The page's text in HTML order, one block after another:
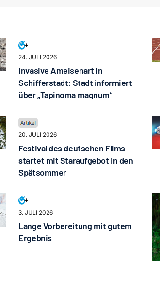
24. JULI 2026
Invasive Ameisenart in
Schifferstadt: Stadt informiert
über „Tapinoma magnum“
20. JULI 2026
Festival des deutschen Films
startet mit Staraufgebot in den
Spätsommer
3. JULI 2026
Lange Vorbereitung mit gutem
Ergebnis